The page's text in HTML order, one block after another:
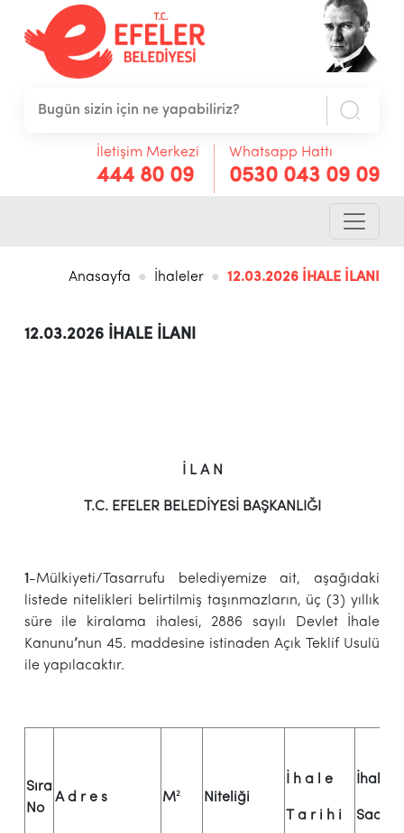
İletişim Merkezi
444 80 09
Whatsapp Hattı
0530 043 09 09
Anasayfa İhaleler 12.03.2026 İHALE İLANI
12.03.2026 İHALE İLANI
İ L A N
T.C. EFELER BELEDİYESİ BAŞKANLIĞI
1-Mülkiyeti/Tasarrufu belediyemize ait, aşağıdaki
listede nitelikleri belirtilmiş taşınmazların, üç (3) yıllık
süre ile kiralama ihalesi, 2886 sayılı Devlet İhale
Kanunu’nun 45. maddesine istinaden Açık Teklif Usulü
ile yapılacaktır.
Sıra
No
A d r e s M2 Niteliği
İ h a l e
T a r i h i
İhale
Saati